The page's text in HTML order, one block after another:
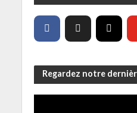
Regardez notre